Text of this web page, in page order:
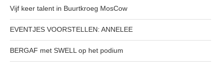
Vijf keer talent in Buurtkroeg MosCow
EVENTJES VOORSTELLEN: ANNELEE
BERGAF met SWELL op het podium